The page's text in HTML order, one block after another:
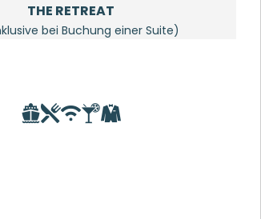
THE RETREAT
bei Buchung einer Suite)